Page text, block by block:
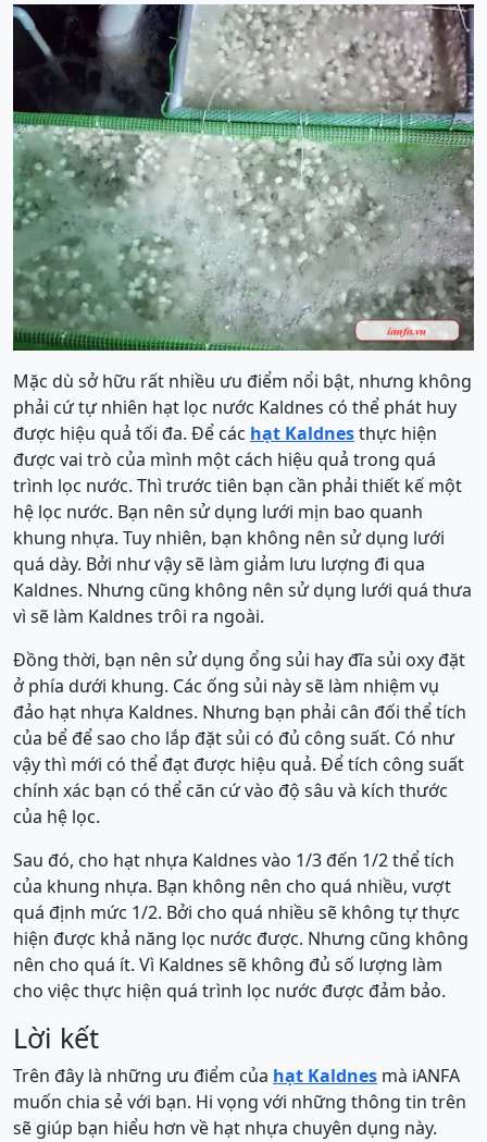
Mặc dù sở hữu rất nhiều ưu điểm nổi bật, nhưng không
phải cứ tự nhiên hạt lọc nước Kaldnes có thể phát huy
được hiệu quả tối đa. Để các hạt Kaldnesthực hiện
được vai trò của mình một cách hiệu quả trong quá
trình lọc nước. Thì trước tiên bạn cần phải thiết kế một
hệ lọc nước. Bạn nên sử dụng lưới mịn bao quanh
khung nhựa. Tuy nhiên, bạn không nên sử dụng lưới
quá dày. Bởi như vậy sẽ làm giảm lưu lượng đi qua
Kaldnes. Nhưng cũng không nên sử dụng lưới quá thưa
vì sẽ làm Kaldnes trôi ra ngoài.
Đồng thời, bạn nên sử dụng ổng sủi hay đĩa sủi oxy đặt
ở phía dưới khung. Các ống sủi này sẽ làm nhiệm vụ
đảo hạt nhựa Kaldnes. Nhưng bạn phải cân đối thể tích
của bể để sao cho lắp đặt sủi có đủ công suất. Có như
vậy thì mới có thể đạt được hiệu quả. Để tích công suất
chính xác bạn có thể căn cứ vào độ sâu và kích thước
của hệ lọc.
Sau đó, cho hạt nhựa Kaldnes vào 1/3 đến 1/2 thể tích
của khung nhựa. Bạn không nên cho quá nhiều, vượt
quá định mức 1/2. Bởi cho quá nhiều sẽ không tự thực
hiện được khả năng lọc nước được. Nhưng cũng không
nên cho quá ít. Vì Kaldnes sẽ không đủ số lượng làm
cho việc thực hiện quá trình lọc nước được đảm bảo.
Lời kết
Trên đây là những ưu điểm của hạt Kaldnes mà iANFA
muốn chia sẻ với bạn. Hi vọng với những thông tin trên
sẽ giúp bạn hiểu hơn về hạt nhựa chuyên dụng này.